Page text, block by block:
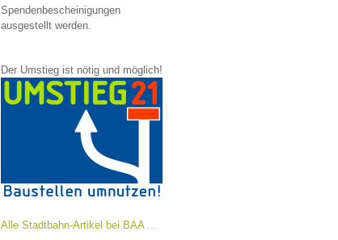
Spendenbescheinigungen
ausgestellt werden.
Der Umstieg ist nötig und möglich!
Alle Stadtbahn-Artikel bei BAA ...